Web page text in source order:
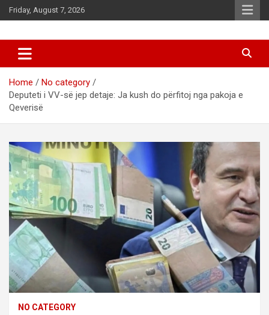
Skip
to
Friday, August 7, 2026
d7-news.com
Home
No category
Deputeti i VV-së jep detaje: Ja kush do përfitoj nga pakoja e
Qeverisë
NO CATEGORY